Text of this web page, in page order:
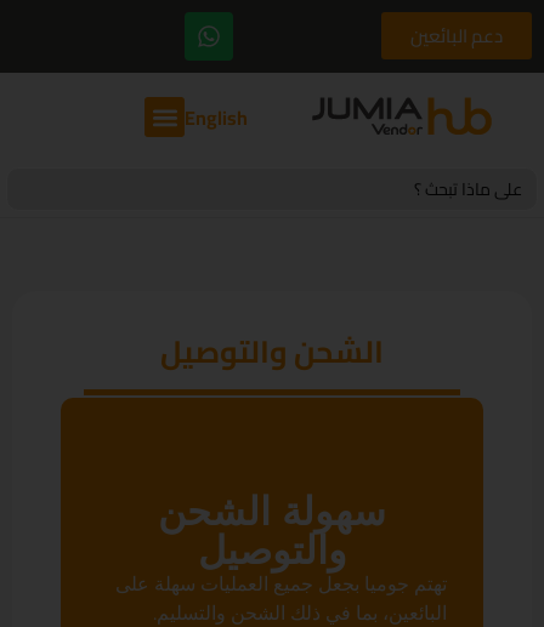
دعم البائعين
English
for:
الشحن والتوصيل
سهولة الشحن
والتوصيل
تهتم جوميا بجعل جميع العمليات سهلة على
البائعين، بما في ذلك الشحن والتسليم.